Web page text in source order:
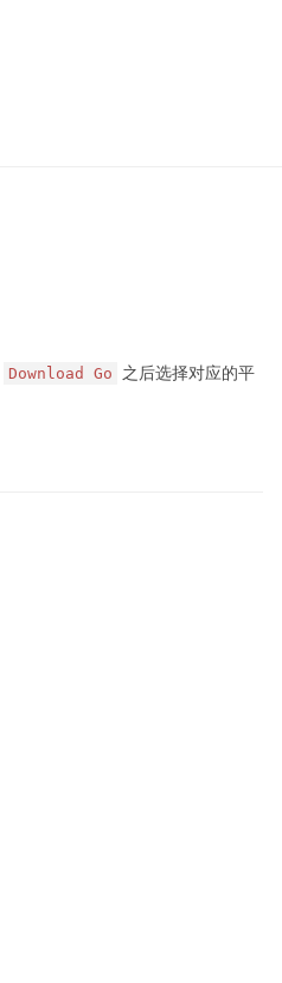
Download Go
之后选择对应的平